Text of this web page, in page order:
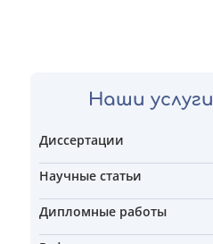
Наши услуги
Диссертации
Научные статьи
Дипломные работы